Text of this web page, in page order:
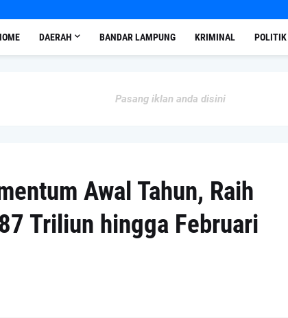
DAERAH BANDAR LAMPUNG KRIMINAL POLITIK
Pasang iklan anda disini
Awal Tahun, Raih
Triliun hingga Februari